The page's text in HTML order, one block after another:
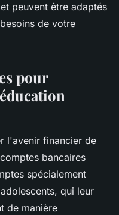
peuvent être adaptés
de votre
pour
l'avenir financier de
bancaires
spécialement
qui leur
de manière